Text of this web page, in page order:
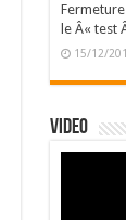
le Â« test
15/12/
Video